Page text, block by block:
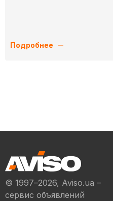
Подробнее
© 1997–2026, Aviso.ua –
сервис объявлений